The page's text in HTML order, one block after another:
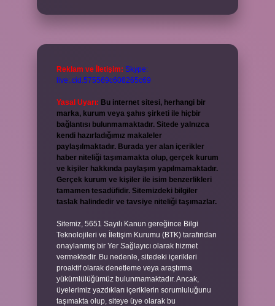
Reklam ve İletişim: Skype:
live:.cid.575569c608265c69
Yasal Uyarı: Bu internet sitesi, herhangi bir
marka, kurum veya şahıs şirketi ile hiçbir
bağlantısı bulunmamaktadır. Sitede yalnızca
kendi hazırladığımız makaleler
paylaşılmaktadır. Burada yer alan içerikler
haber niteliği taşımamakta olup, gerçek kurum
ve kişiler hakkında paylaşım yapılmamaktadır.
Gerçek kurum ve kişiler ile isim benzerlikleri
tamamen tesadüfidir. Sitemizdeki bilgiler
taslak halindedir ve tavsiye niteliği taşımazlar.
Sitemiz, 5651 Sayılı Kanun gereğince Bilgi
Teknolojileri ve İletişim Kurumu (BTK) tarafından
onaylanmış bir Yer Sağlayıcı olarak hizmet
vermektedir. Bu nedenle, sitedeki içerikleri
proaktif olarak denetleme veya araştırma
yükümlülüğümüz bulunmamaktadır. Ancak,
üyelerimiz yazdıkları içeriklerin sorumluluğunu
taşımakta olup, siteye üye olarak bu